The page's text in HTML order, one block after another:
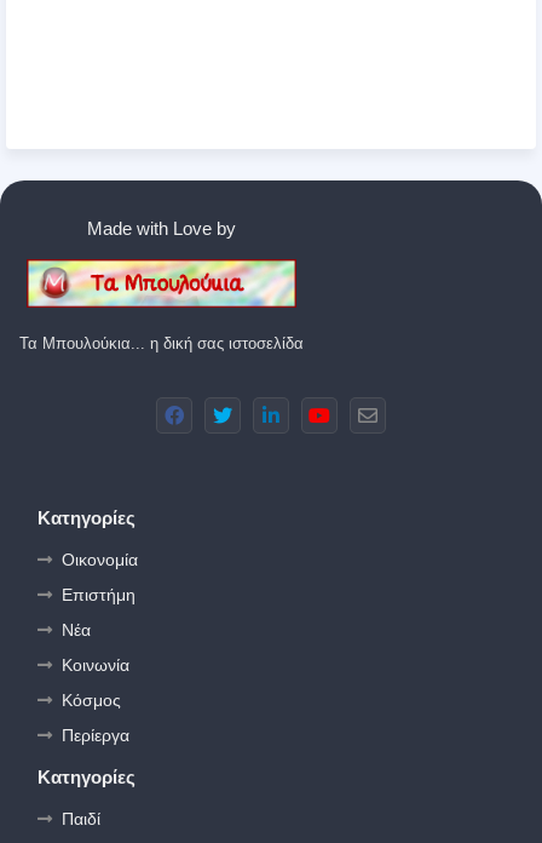
Made with Love by
Τα Μπουλούκια... η δική σας ιστοσελίδα
Κατηγορίες
Οικονομία
Επιστήμη
Νέα
Κοινωνία
Κόσμος
Περίεργα
Κατηγορίες
Παιδί